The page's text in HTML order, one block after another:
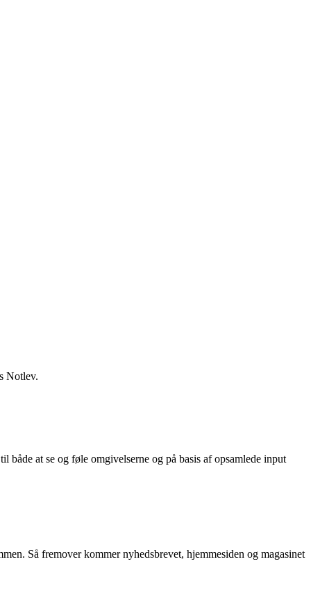
Notlev.
at se og føle omgivelserne og på basis af opsamlede input
Så fremover kommer nyhedsbrevet, hjemmesiden og magasinet